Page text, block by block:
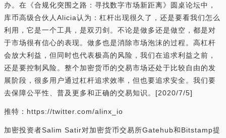
办。在《合规化突围之路：寻找数字市场新距离》圆桌论坛中，
库币高级合伙人Alicia认为：杠杆出现很久了，还是要看我们怎么
利用，它是一个工具，是双刃剑。不论是做多还是做空，都是对
于市场很有信心的表现。做多也是消除市场泡沫的过程。高杠杆
会放大利益，但同时也代表极高的风险，我们在追求利益之前，
还是要控制风险。整个加密货币的交易市场还处于比较自由的发
展阶段，很多用户通过杠杆追求效率，但也要追求安全。我们要
去保障公平性、普及更多和正确的交易知识。[2020/7/5]
推特：https://twitter.com/alinx_io
加密投资者Salim Satir对加密货币交易所Gatehub和Bitstamp提